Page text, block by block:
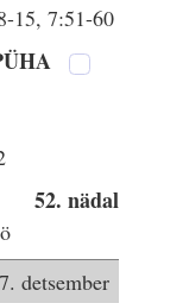
15, 7:51-60
52. nädal
detsember